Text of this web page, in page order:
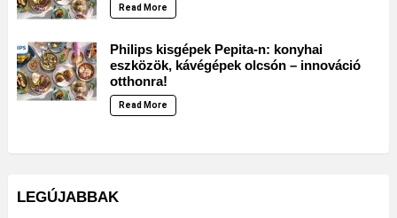
Read More
Philips kisgépek Pepita-n: konyhai
eszközök, kávégépek olcsón – innováció
otthonra!
Read More
LEGÚJABBAK